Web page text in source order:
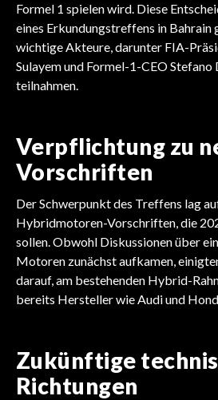
Formel 1 spielen wird. Diese
eines Erkundungstreffens in Bahrain
wichtige Akteure, darunter FIA-
Sulayem und Formel-1-CEO Stefano
teilnahmen.
Verpflichtung zu
Vorschriften
Der Schwerpunkt des Treffens lag
Hybridmotoren-Vorschriften, die
sollen. Obwohl Diskussionen über
Motoren zunächst aufkamen,
darauf, am bestehenden Hybrid-
bereits Hersteller wie Audi und
Zukünftige
Richtungen